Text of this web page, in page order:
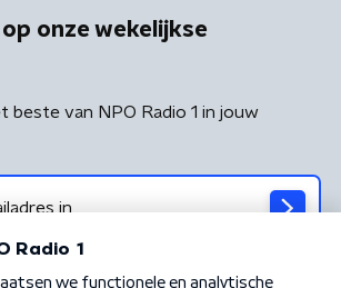
onze wekelijkse
beste van NPO Radio 1 in jouw